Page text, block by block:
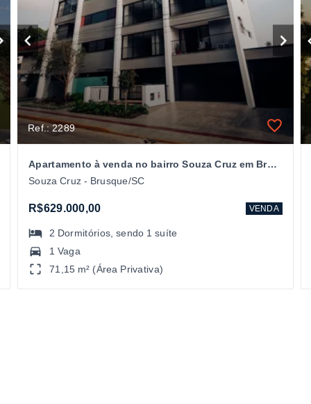
Ref.: 2289
Apartamento à venda no bairro Souza Cruz em Brusque/SC
Souza Cruz - Brusque/SC
R$629.000,00 VENDA
2 Dormitórios , sendo 1 suíte
1 Vaga
71,15 m² (Área Privativa)